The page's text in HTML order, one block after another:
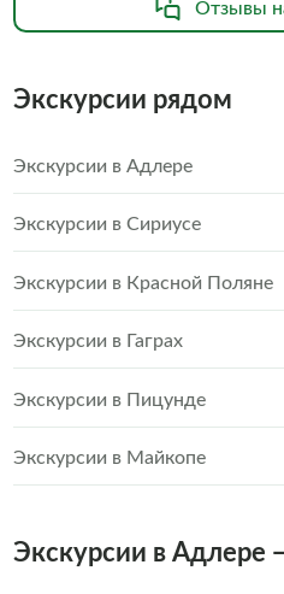
Отзывы
Экскурсии рядом
Экскурсии в Адлере
Экскурсии в Сириусе
Экскурсии в Красной Поляне
Экскурсии в Гаграх
Экскурсии в Пицунде
Экскурсии в Майкопе
Экскурсии в Адлере